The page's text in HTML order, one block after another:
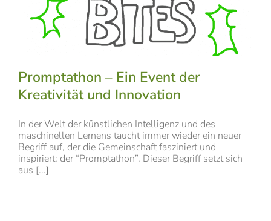
Promptathon – Ein Event der
Kreativität und Innovation
In der Welt der künstlichen Intelligenz und des
maschinellen Lernens taucht immer wieder ein neuer
Begriff auf, der die Gemeinschaft fasziniert und
inspiriert: der “Promptathon”. Dieser Begriff setzt sich
aus [...]